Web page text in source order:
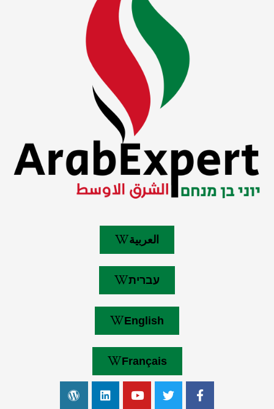
العربية
עברית
English
Français